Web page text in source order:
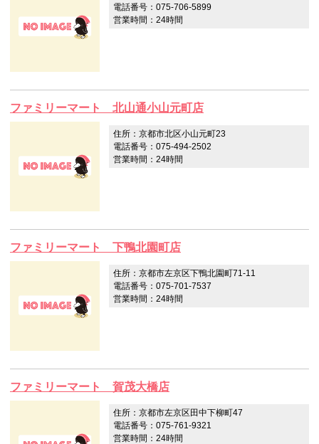
電話番号：075-706-5899
営業時間：24時間
ファミリーマート 北山通小山元町店
住所：京都市北区小山元町23
電話番号：075-494-2502
営業時間：24時間
ファミリーマート 下鴨北園町店
住所：京都市左京区下鴨北園町71‐11
電話番号：075-701-7537
営業時間：24時間
ファミリーマート 賀茂大橋店
住所：京都市左京区田中下柳町47
電話番号：075-761-9321
営業時間：24時間